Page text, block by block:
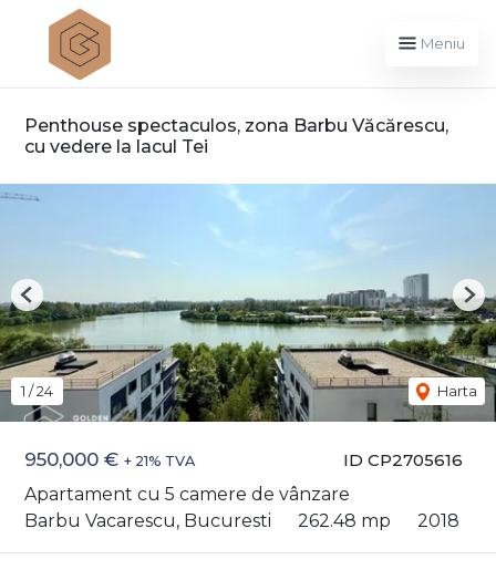
Meniu
Penthouse spectaculos, zona Barbu Văcărescu,
cu vedere la lacul Tei
ID CP2705616
950,000 € + 21% TVA
Apartament cu 5 camere de vânzare
Barbu Vacarescu, Bucuresti
262.48 mp 2018
1 /24 Harta
Previous